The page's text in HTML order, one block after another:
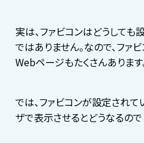
実は、ファビコンはどうして
ではありません。なので、ファ
Webページもたくさんあります
では、ファビコンが設定され
ザで表示させるとどうなるので